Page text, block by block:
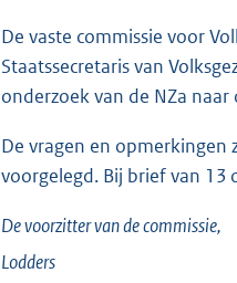
De vaste commissie voor
Staatssecretaris van
onderzoek van de NZa
De vragen en opmerkingen
voorgelegd. Bij brief van
De voorzitter van de commissie,
Lodders